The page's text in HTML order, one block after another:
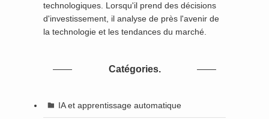
technologiques. Lorsqu'il prend des décisions
d'investissement, il analyse de près l'avenir de
la technologie et les tendances du marché.
Catégories.
IA et apprentissage automatique